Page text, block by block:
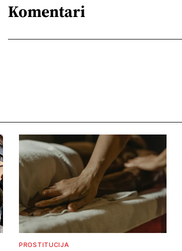
Komentari
PROSTITUCIJA